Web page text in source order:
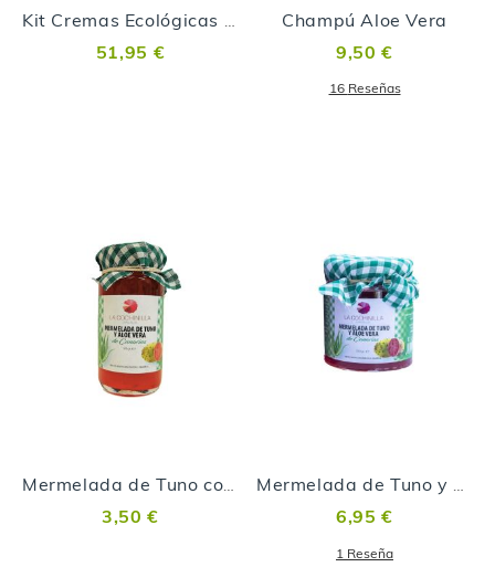
Kit Cremas Ecológicas con Aloe Vera
51,95 €
Champú Aloe Vera
9,50 €
16 Reseñas
Mermelada de Tuno con Aloe 99gr
3,50 €
Mermelada de Tuno y Aloe vera 250gr
6,95 €
1 Reseña